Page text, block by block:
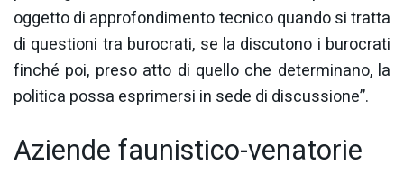
oggetto di approfondimento tecnico quando si tratta
di questioni tra burocrati, se la discutono i burocrati
finché poi, preso atto di quello che determinano, la
politica possa esprimersi in sede di discussione”.
Aziende faunistico-venatorie